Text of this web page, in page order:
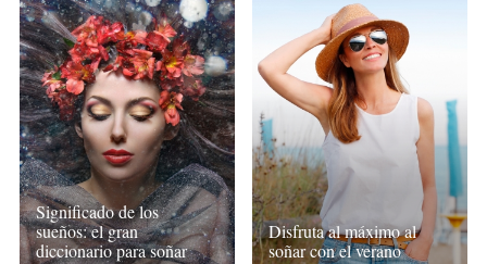
Significado de los
sueños: el gran
diccionario para soñar
Disfruta al máximo al
soñar con el verano